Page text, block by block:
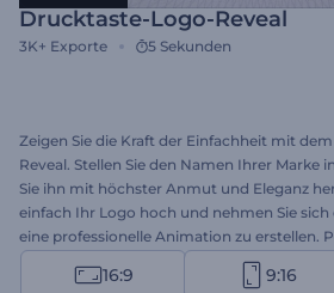
Drucktaste-Logo-Reveal
3K+ Exporte 5 Sekunden
Zeigen Sie die Kraft der Einfachheit mit
Reveal. Stellen Sie den Namen Ihrer Marke
Sie ihn mit höchster Anmut und Eleganz
einfach Ihr Logo hoch und nehmen Sie
eine professionelle Animation zu erstellen.
Kanal-Intros, Fernseh-Spots,
Firmenvorstellungen und viele weitere
16:9 9:16